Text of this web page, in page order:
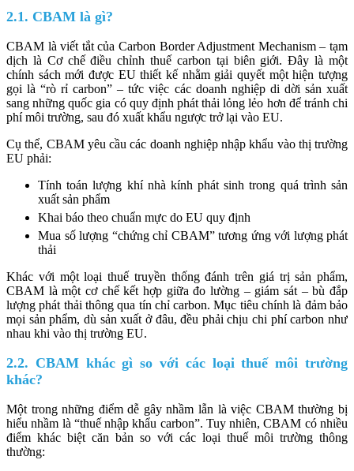
2.1. CBAM là gì?
CBAM là viết tắt của Carbon Border Adjustment Mechanism – tạm
dịch là Cơ chế điều chỉnh thuế carbon tại biên giới. Đây là một
chính sách mới được EU thiết kế nhằm giải quyết một hiện tượng
gọi là “rò rỉ carbon” – tức việc các doanh nghiệp di dời sản xuất
sang những quốc gia có quy định phát thải lỏng lẻo hơn để tránh chi
phí môi trường, sau đó xuất khẩu ngược trở lại vào EU.
Cụ thể, CBAM yêu cầu các doanh nghiệp nhập khẩu vào thị trường
EU phải:
Tính toán lượng khí nhà kính phát sinh trong quá trình sản
xuất sản phẩm
Khai báo theo chuẩn mực do EU quy định
Mua số lượng “chứng chỉ CBAM” tương ứng với lượng phát
thải
Khác với một loại thuế truyền thống đánh trên giá trị sản phẩm,
CBAM là một cơ chế kết hợp giữa đo lường – giám sát – bù đắp
lượng phát thải thông qua tín chỉ carbon. Mục tiêu chính là đảm bảo
mọi sản phẩm, dù sản xuất ở đâu, đều phải chịu chi phí carbon như
nhau khi vào thị trường EU.
2.2. CBAM khác gì so với các loại thuế môi trường
khác?
Một trong những điểm dễ gây nhầm lẫn là việc CBAM thường bị
hiểu nhầm là “thuế nhập khẩu carbon”. Tuy nhiên, CBAM có nhiều
điểm khác biệt căn bản so với các loại thuế môi trường thông
thường: